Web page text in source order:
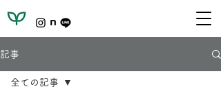
記事
全ての記事